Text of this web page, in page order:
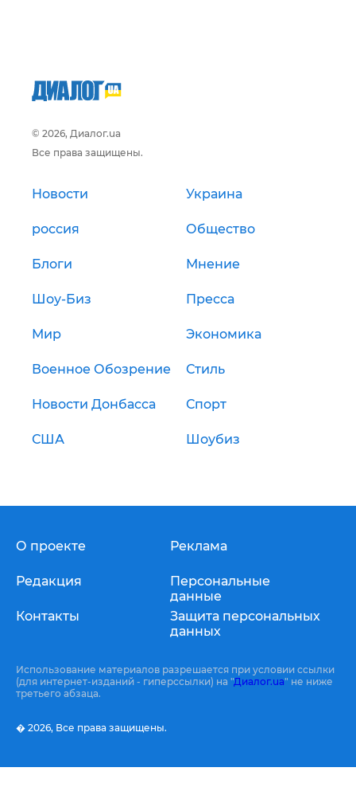
© 2026, Диалог.ua
Все права защищены.
Новости Украина
россия Общество
Блоги Мнение
Шоу-Биз Пресса
Мир Экономика
Военное Обозрение Стиль
Новости Донбасса Спорт
США Шоубиз
О проекте
Редакция
Контакты
Реклама
Персональные
данные
Защита персональных
данных
Использование материалов разрешается при условии ссылки
(для интернет-изданий - гиперссылки) на "Диалог.ua" не ниже
третьего абзаца.
� 2026, Все права защищены.